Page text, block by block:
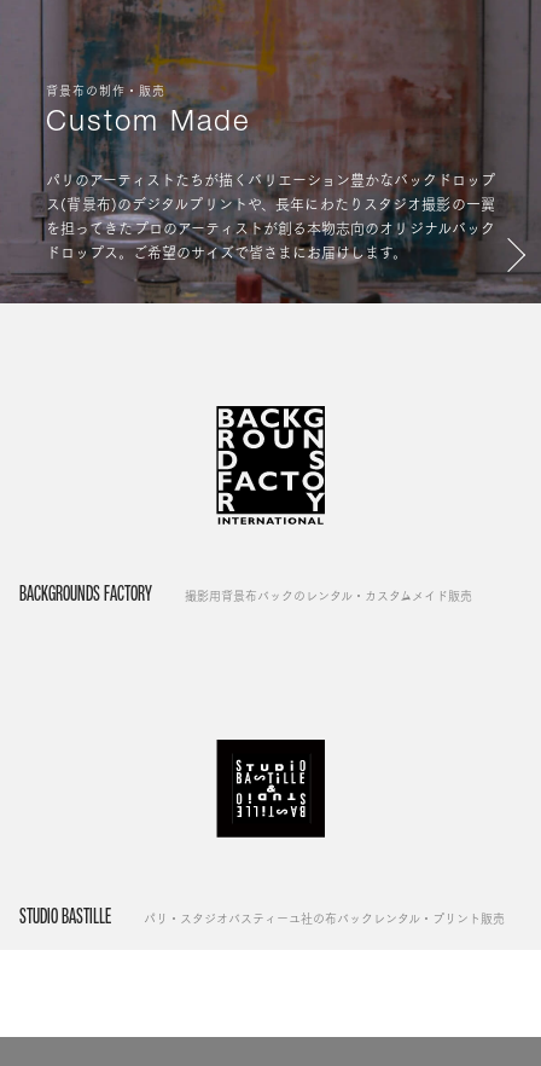
背景布の制作・販売
Custom Made
パリのアーティストたちが描くバリエーション豊かなバックドロップ
ス(背景布)のデジタルプリントや、長年にわたりスタジオ撮影の一翼
を担ってきたプロのアーティストが創る本物志向のオリジナルバック
ドロップス。ご希望のサイズで皆さまにお届けします。
BACKGROUNDS FACTORY 撮影用背景布バックのレンタル・カスタムメイド販売
STUDIO BASTILLE パリ・スタジオバスティーユ社の布バックレンタル・プリント販売